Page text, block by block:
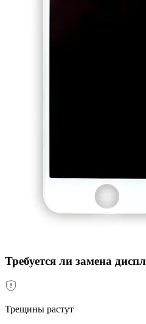
Требуется ли замена
Трещины растут